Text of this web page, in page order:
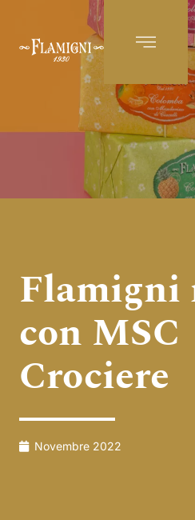
Flamigni
con MSC
Crociere
Novembre 2022